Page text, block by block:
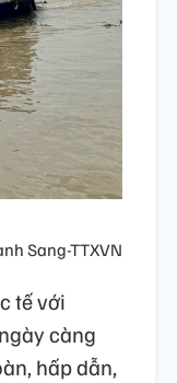
Sang-TTXVN
tế với
càng
hấp dẫn,